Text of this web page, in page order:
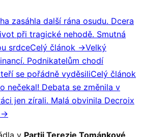
zasáhla další rána osudu. Dcera
při tragické nehodě. Smutná
srdceCelý článok →Velký
Podnikatelům chodí
se pořádně vyděsiliCelý článok
nečekal! Debata se změnila v
jen zírali. Malá obvinila Decroix
→
v Partii Terezie Tománkové,